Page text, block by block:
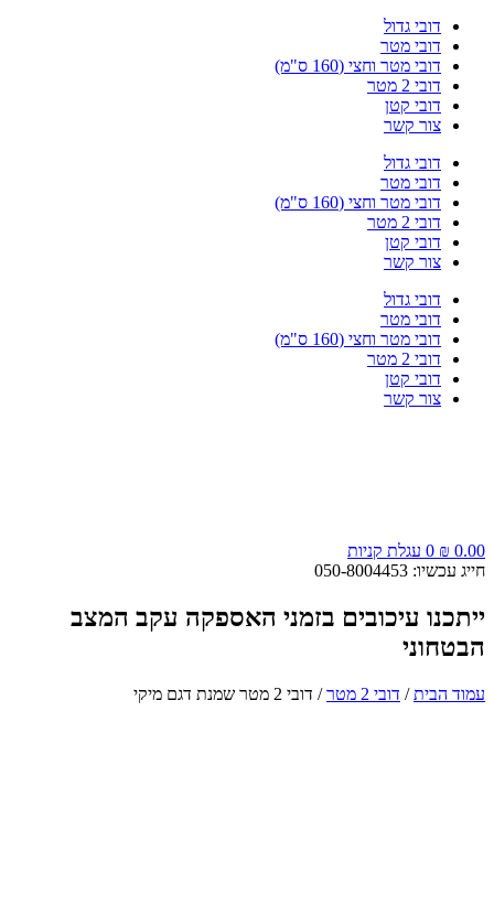
דובי גדול
דובי מטר
דובי מטר וחצי (160 ס"מ)
דובי 2 מטר
דובי קטן
צור קשר
דובי גדול
דובי מטר
דובי מטר וחצי (160 ס"מ)
דובי 2 מטר
דובי קטן
צור קשר
דובי גדול
דובי מטר
דובי מטר וחצי (160 ס"מ)
דובי 2 מטר
דובי קטן
צור קשר
₪ 0.00
0 עגלת קניות
חייג עכשיו: 050-8004453
ייתכנו עיכובים בזמני האספקה עקב המצב
הבטחוני
עמוד הבית/ דובי 2 מטר / דובי 2 מטר שמנת דגם מיקי